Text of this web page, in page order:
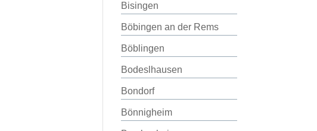
Bisingen
Böbingen an der Rems
Böblingen
Bodeslhausen
Bondorf
Bönnigheim